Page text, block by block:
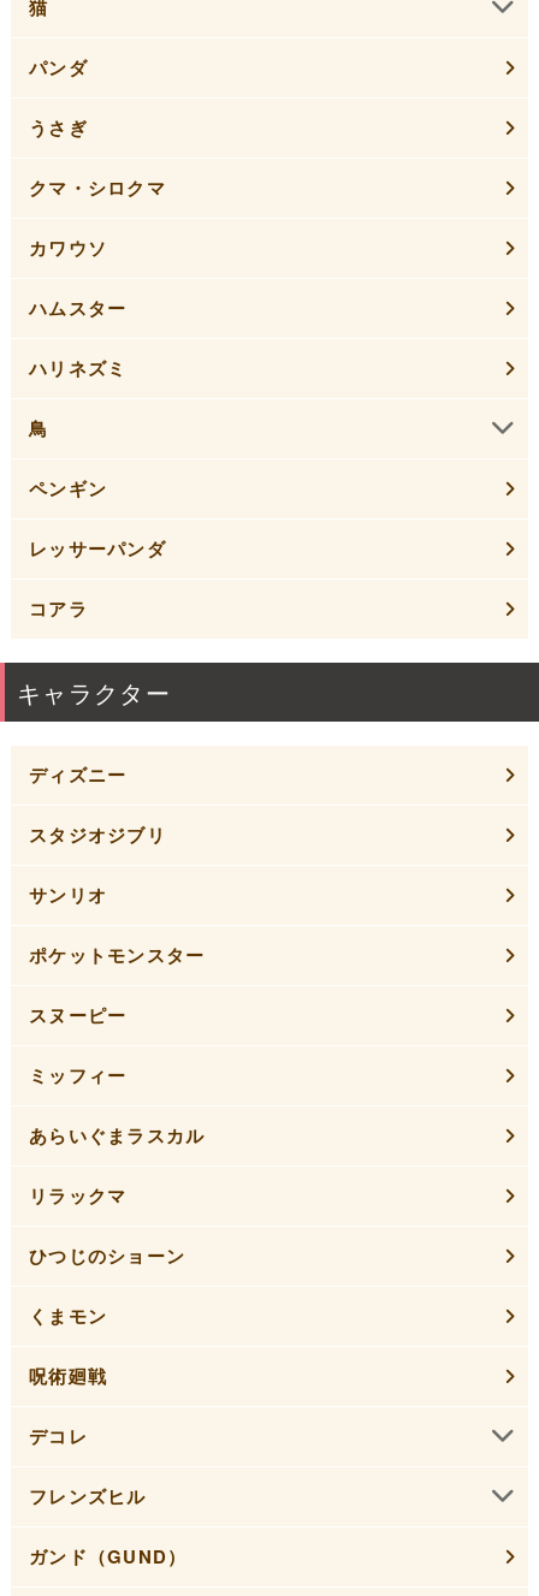
猫
パンダ
うさぎ
クマ・シロクマ
カワウソ
ハムスター
ハリネズミ
鳥
ペンギン
レッサーパンダ
コアラ
キャラクター
ディズニー
スタジオジブリ
サンリオ
ポケットモンスター
スヌーピー
ミッフィー
あらいぐまラスカル
リラックマ
ひつじのショーン
くまモン
呪術廻戦
デコレ
フレンズヒル
ガンド（GUND）